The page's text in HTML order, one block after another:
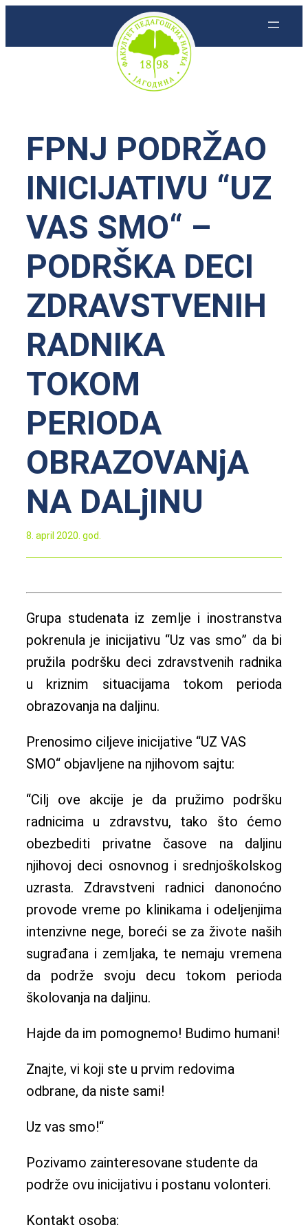
FPNJ PODRŽAO
INICIJATIVU “UZ
VAS SMO“ –
PODRŠKA DECI
ZDRAVSTVENIH
RADNIKA
TOKOM
PERIODA
OBRAZOVANjA
NA DALjINU
8. april 2020. god.
Grupa studenata iz zemlje i inostranstva
pokrenula je inicijativu “Uz vas smo” da bi
pružila podršku deci zdravstvenih radnika
u kriznim situacijama tokom perioda
obrazovanja na daljinu.
Prenosimo ciljeve inicijative “UZ VAS
SMO“ objavljene na njihovom sajtu:
“Cilj ove akcije je da pružimo podršku
radnicima u zdravstvu, tako što ćemo
obezbediti privatne časove na daljinu
njihovoj deci osnovnog i srednjoškolskog
uzrasta. Zdravstveni radnici danonoćno
provode vreme po klinikama i odeljenjima
intenzivne nege, boreći se za živote naših
sugrađana i zemljaka, te nemaju vremena
da podrže svoju decu tokom perioda
školovanja na daljinu.
Hajde da im pomognemo! Budimo humani!
Znajte, vi koji ste u prvim redovima
odbrane, da niste sami!
Uz vas smo!“
Pozivamo zainteresovane studente da
podrže ovu inicijativu i postanu volonteri.
Kontakt osoba: